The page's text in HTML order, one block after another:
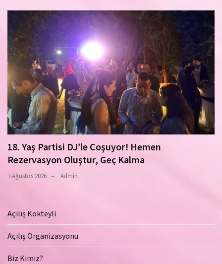
18. Yaş Partisi DJ’le Coşuyor! Hemen
Rezervasyon Oluştur, Geç Kalma
7 Ağustos 2026 Admin
Açılış Kokteyli
Açılış Organizasyonu
Biz Kimiz?